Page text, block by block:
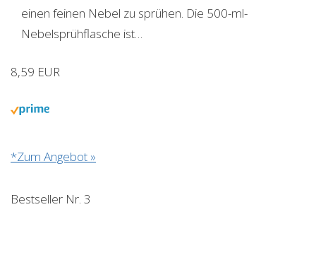
einen feinen Nebel zu sprühen. Die 500-ml-
Nebelsprühflasche ist…
8,59 EUR
*Zum Angebot »
Bestseller Nr. 3